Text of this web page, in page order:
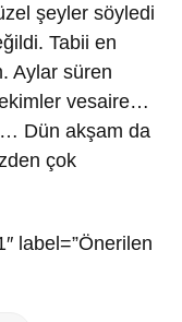
şeyler söyledi
Tabii en
Aylar süren
vesaire…
Dün akşam da
çok
label=”Önerilen